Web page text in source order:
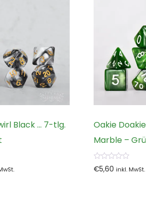
Black … 7-tlg.
Oakie
Marble –
0
von
€5,60 inkl. MwSt.